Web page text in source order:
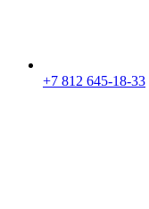
+7 812 645-18-33